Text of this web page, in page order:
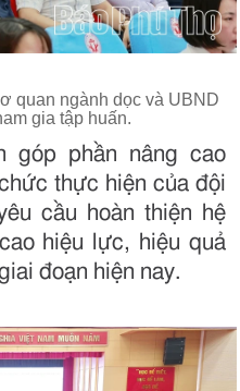
quan ngành dọc và UBND
gia tập huấn.
góp phần nâng cao
thực hiện của đội
cầu hoàn thiện hệ
hiệu lực, hiệu quả
đoạn hiện nay.